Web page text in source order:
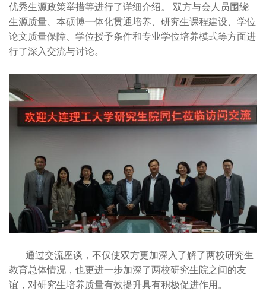
优秀生源政策举措等进行了详细介绍。 双方与会人员围绕
生源质量、本硕博一体化贯通培养、研究生课程建设、学位
论文质量保障、学位授予条件和专业学位培养模式等方面进
行了深入交流与讨论。
通过交流座谈，不仅使双方更加深入了解了两校研究生
教育总体情况，也更进一步加深了两校研究生院之间的友
谊，对研究生培养质量有效提升具有积极促进作用。